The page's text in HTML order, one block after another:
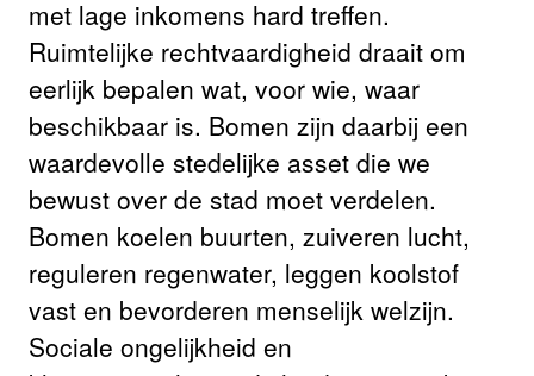
met lage inkomens hard treffen.
Ruimtelijke rechtvaardigheid draait om
eerlijk bepalen wat, voor wie, waar
beschikbaar is. Bomen zijn daarbij een
waardevolle stedelijke asset die we
bewust over de stad moet verdelen.
Bomen koelen buurten, zuiveren lucht,
reguleren regenwater, leggen koolstof
vast en bevorderen menselijk welzijn.
Sociale ongelijkheid en